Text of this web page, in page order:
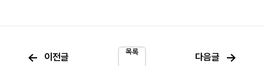
목록
← 이전글 다음글 →